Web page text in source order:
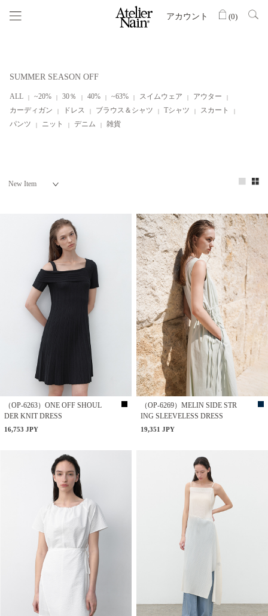
アカウント (0)
SUMMER SEASON OFF
ALL ~20% 30％ 40% ~63% スイムウェア
アウター
カーディガン
ドレス ブラウス＆シャツ Tシャツ
スカート
パンツ
ニット デニム 雑貨
（OP-6263）ONE OFF SHOUL
DER KNIT DRESS
16,753 JPY
（OP-6269）MELIN SIDE STR
ING SLEEVELESS DRESS
19,351 JPY